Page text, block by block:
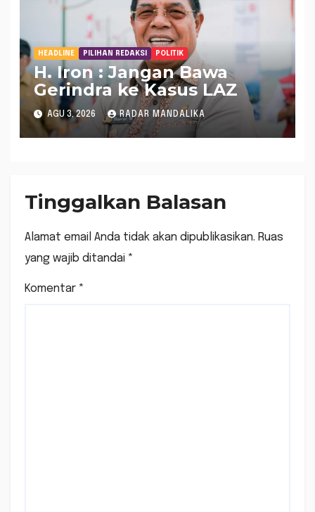
HEADLINE PILIHAN REDAKSI POLITIK
H. Iron : Jangan Bawa
Gerindra ke Kasus LAZ
AGU 3, 2026 RADAR MANDALIKA
Tinggalkan Balasan
Alamat email Anda tidak akan dipublikasikan. Ruas
yang wajib ditandai *
Komentar *